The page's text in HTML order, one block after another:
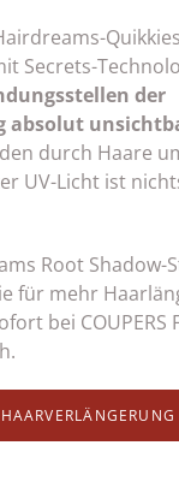
Secrets-
der
absolut
durch Haare
UV-Licht ist
Root Shadow-
für mehr
bei COUPERS